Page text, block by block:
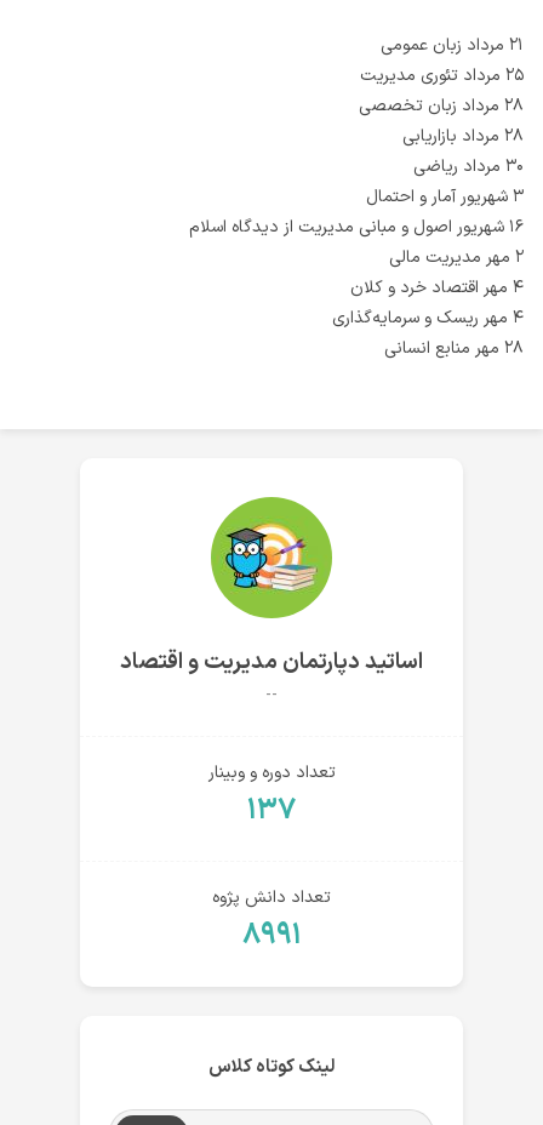
۲۱ مرداد زبان عمومی
۲۵ مرداد تئوری مدیریت
۲۸ مرداد زبان تخصصی
۲۸ مرداد بازاریابی
۳۰ مرداد ریاضی
۳ شهریور آمار و احتمال
۱۶ شهریور اصول و مبانی مدیریت از دیدگاه اسلام
۲ مهر مدیریت مالی
۴ مهر اقتصاد خرد و کلان
۴ مهر ریسک و سرمایه‌گذاری
۲۸ مهر منابع انسانی
اساتید دپارتمان مدیریت و اقتصاد
--
تعداد دوره و وبینار
۱۳۷
تعداد دانش پژوه
۸۹۹۱
لینک کوتاه کلاس